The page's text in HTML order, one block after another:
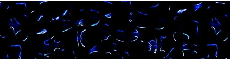
コラム